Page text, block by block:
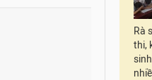
Rà
thi,